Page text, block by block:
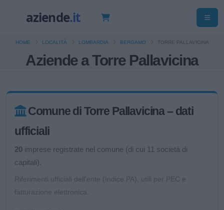
Aziende a Torre Pallavicina
HOME LOCALITÀ LOMBARDIA BERGAMO TORRE PALLAVICINA
Comune di Torre Pallavicina – dati
ufficiali
20 imprese registrate nel comune (di cui 11 società di
capitali).
Riferimenti ufficiali dell'ente (Indice PA), utili per PEC e
fatturazione elettronica.